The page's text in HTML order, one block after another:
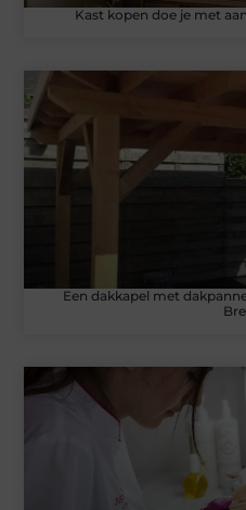
Kast kopen doe je met
Een dakkapel met